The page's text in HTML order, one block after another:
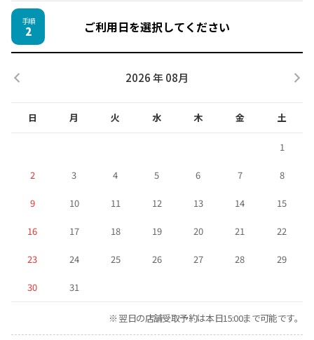
手順
2 ご利用日を選択してください
2026 年 08月
日 月 火 水 木 金 土
1
2 3 4 5 6 7 8
9 10 11 12 13 14 15
16 17 18 19 20 21 22
23 24 25 26 27 28 29
30 31
※ 翌日の店舗受取予約は本日15:00まで可能です。